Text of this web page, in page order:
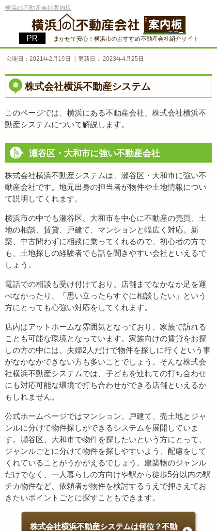
横浜の不動産会社案内板
まかせて安心！横浜市のおすすめ不動産会社紹介サイト
公開日：2021年2月19日 ｜更新日：2023年4月25日
株式会社横浜不動産システム
このページでは、横浜にある不動産会社、株式会社横浜不
動産システムについて解説します。
瀬谷区・大和市に強い不動産会社
株式会社横浜不動産システムは、瀬谷区・大和市に強い不
動産会社です。地元出身の担当者が物件や土地情報につい
て説明してくれます。
横浜市の中でも瀬谷区、大和市を中心に不動産の売買、土
地の相談、賃貸、戸建て、マンションと幅広く対応。新
築、中古問わずに相談に乗ってくれるので、初心者の方で
も、土地探しの経験者でも話を聞きやすい会社といえるで
しょう。
電話での相談も受け付けており、店舗までなかなか足を運
べなかったり、「思い立ったらすぐに相談したい」という
方にとっても心強い対応をしてくれます。
店内はアットホームな雰囲気となっており、家族で訪れる
ことも可能な環境となっています。家族向けの賃貸をお探
しの方の中には、夫婦2人だけで物件を探しに行くという事
がなかなかできない方も多いことでしょう。そんな株式会
社横浜不動産システムでは、子どもを連れての打ち合わせ
にも対応可能な環境で打ち合わせができる店舗といえるか
もしれません。
公式ホームページではマンション、戸建て、売土地とジャ
ンルに分けて物件探しができるシステムを展開していま
す。瀬谷区、大和市で物件を探したいという方にとって、
ジャンルごとに分けて物件を探しやすいよう、配慮をして
くれていることがうかがえるでしょう。建築物のジャンル
だけでなく、一人暮らしの方向けや駅から徒歩5分以内の駅
チカ物件など、依頼者が物件を検討するうえで押さえてお
きたいポイントごとに探すこともできます。
株式会社横浜不動産システムは何位？不動